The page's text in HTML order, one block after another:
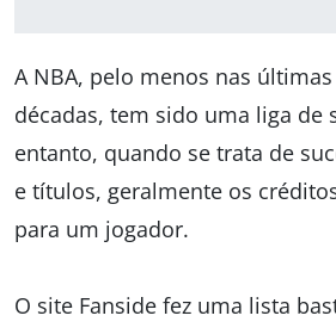
A NBA, pelo menos nas
décadas, tem sido uma liga de
entanto, quando se trata de
e títulos, geralmente os
para um jogador.
O site Fanside fez uma lista